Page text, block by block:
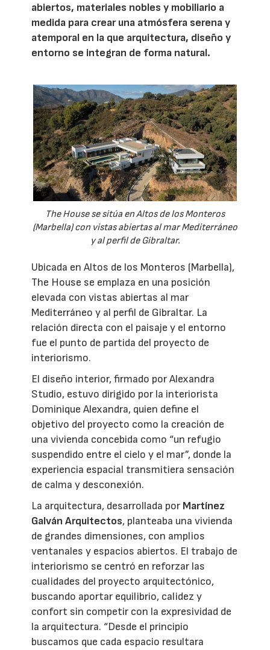
abiertos, materiales nobles y mobiliario a
medida para crear una atmósfera serena y
atemporal en la que arquitectura, diseño y
entorno se integran de forma natural.
The House se sitúa en Altos de los Monteros
(Marbella) con vistas abiertas al mar Mediterráneo
y al perfil de Gibraltar.
Ubicada en Altos de los Monteros (Marbella),
The House se emplaza en una posición
elevada con vistas abiertas al mar
Mediterráneo y al perfil de Gibraltar. La
relación directa con el paisaje y el entorno
fue el punto de partida del proyecto de
interiorismo.
El diseño interior, firmado por Alexandra
Studio, estuvo dirigido por la interiorista
Dominique Alexandra, quien define el
objetivo del proyecto como la creación de
una vivienda concebida como “un refugio
suspendido entre el cielo y el mar”, donde la
experiencia espacial transmitiera sensación
de calma y desconexión.
La arquitectura, desarrollada por Martínez
Galván Arquitectos, planteaba una vivienda
de grandes dimensiones, con amplios
ventanales y espacios abiertos. El trabajo de
interiorismo se centró en reforzar las
cualidades del proyecto arquitectónico,
buscando aportar equilibrio, calidez y
confort sin competir con la expresividad de
la arquitectura. “Desde el principio
buscamos que cada espacio resultara